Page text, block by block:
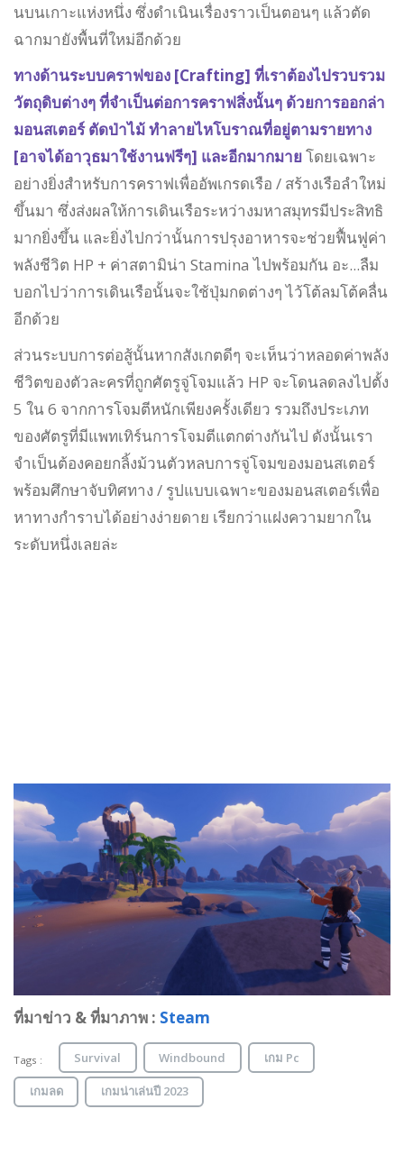
นบนเกาะแห่งหนึ่ง ซึ่งดำเนินเรื่องราวเป็นตอนๆ แล้วตัด
ฉากมายังพื้นที่ใหม่อีกด้วย
ทางด้านระบบคราฟของ [Crafting] ที่เราต้องไปรวบรวม
วัตถุดิบต่างๆ ที่จำเป็นต่อการคราฟสิ่งนั้นๆ ด้วยการออกล่า
มอนสเตอร์ ตัดป่าไม้ ทำลายไหโบราณที่อยู่ตามรายทาง
[อาจได้อาวุธมาใช้งานฟรีๆ] และอีกมากมายโดยเฉพาะ
อย่างยิ่งสำหรับการคราฟเพื่ออัพเกรดเรือ / สร้างเรือลำใหม่
ขึ้นมา ซึ่งส่งผลให้การเดินเรือระหว่างมหาสมุทรมีประสิทธิ
มากยิ่งขึ้น และยิ่งไปกว่านั้นการปรุงอาหารจะช่วยฟื้นฟูค่า
พลังชีวิต HP + ค่าสตามิน่า Stamina ไปพร้อมกัน อะ...ลืม
บอกไปว่าการเดินเรือนั้นจะใช้ปุ่มกดต่างๆ ไว้โต้ลมโต้คลื่น
อีกด้วย
ส่วนระบบการต่อสู้นั้นหากสังเกตดีๆ จะเห็นว่าหลอดค่าพลัง
ชีวิตของตัวละครที่ถูกศัตรูจู่โจมแล้ว HP จะโดนลดลงไปตั้ง
5 ใน 6 จากการโจมตีหนักเพียงครั้งเดียว รวมถึงประเภท
ของศัตรูที่มีแพทเทิร์นการโจมตีแตกต่างกันไป ดังนั้นเรา
จำเป็นต้องคอยกลิ้งม้วนตัวหลบการจู่โจมของมอนสเตอร์
พร้อมศึกษาจับทิศทาง / รูปแบบเฉพาะของมอนสเตอร์เพื่อ
หาทางกำราบได้อย่างง่ายดาย เรียกว่าแฝงความยากใน
ระดับหนึ่งเลยล่ะ
ที่มาข่าว & ที่มาภาพ : Steam
Tags : Survival Windbound เกม Pc
เกมลด เกมน่าเล่นปี 2023